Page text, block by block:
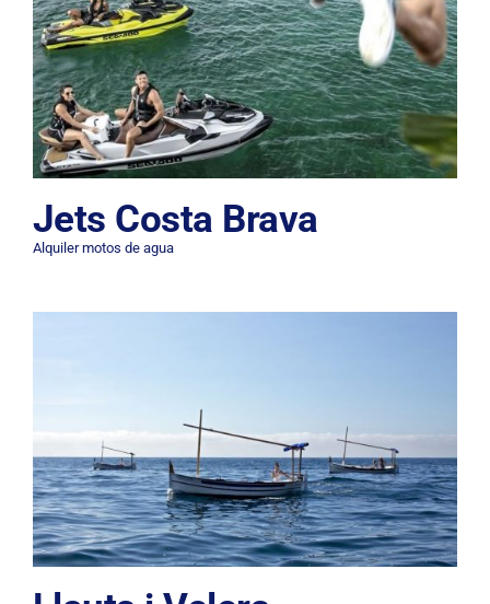
Jets Costa Brava
Alquiler motos de agua